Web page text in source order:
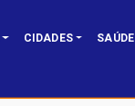
CIDADES SAÚDE